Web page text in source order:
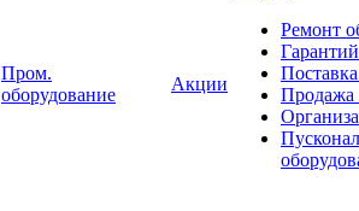
Пром.
оборудование
Акции
Ремонт
Продажа